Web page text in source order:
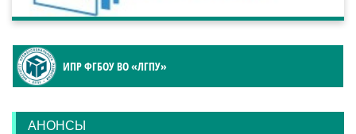
ИПР ФГБОУ ВО «ЛГПУ»
АНОНСЫ